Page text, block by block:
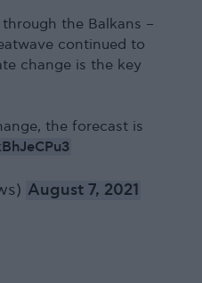
the Balkans –
continued to
change is the key
the forecast is
August 7, 2021